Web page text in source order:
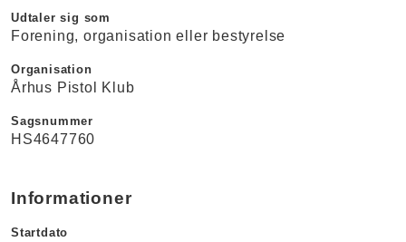
Udtaler sig som
Forening, organisation eller bestyrelse
Organisation
Århus Pistol Klub
Sagsnummer
HS4647760
Informationer
Startdato